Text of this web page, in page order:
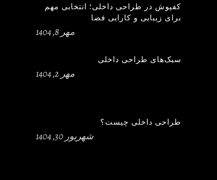
کفپوش در طراحی داخلی؛ انتخابی مهم
برای زیبایی و کارایی فضا
مهر 8, 1404
سبک‌های طراحی داخلی
مهر 2, 1404
طراحی داخلی چیست؟
شهریور 30, 1404